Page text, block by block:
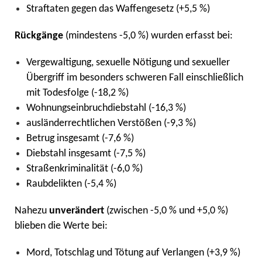
Straftaten gegen das Waffengesetz (+5,5 %)
Rückgänge (mindestens -5,0 %) wurden erfasst bei:
Vergewaltigung, sexuelle Nötigung und sexueller
Übergriff im besonders schweren Fall einschließlich
mit Todesfolge (-18,2 %)
Wohnungseinbruchdiebstahl (-16,3 %)
ausländerrechtlichen Verstößen (-9,3 %)
Betrug insgesamt (-7,6 %)
Diebstahl insgesamt (-7,5 %)
Straßenkriminalität (-6,0 %)
Raubdelikten (-5,4 %)
Nahezu unverändert (zwischen -5,0 % und +5,0 %)
blieben die Werte bei:
Mord, Totschlag und Tötung auf Verlangen (+3,9 %)